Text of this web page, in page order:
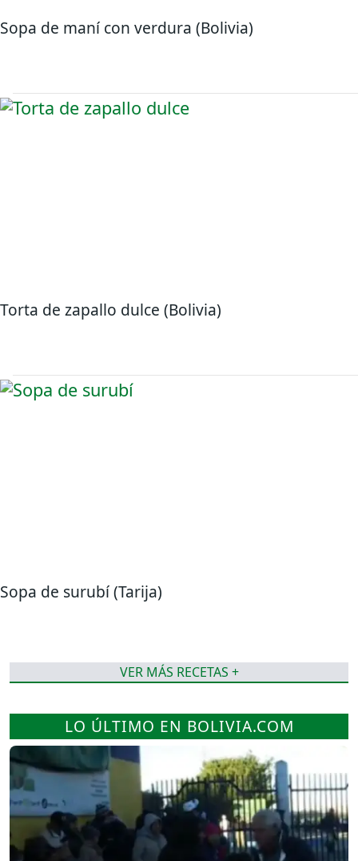
Sopa de maní con verdura (Bolivia)
Torta de zapallo dulce (Bolivia)
Sopa de surubí (Tarija)
VER MÁS RECETAS +
LO ÚLTIMO EN BOLIVIA.COM